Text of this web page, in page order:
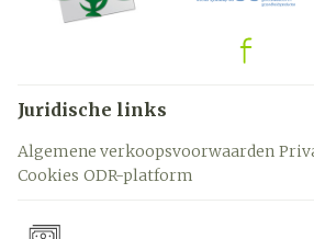
Juridische links
Algemene verkoopsvoorwaarden
Cookies ODR-platform